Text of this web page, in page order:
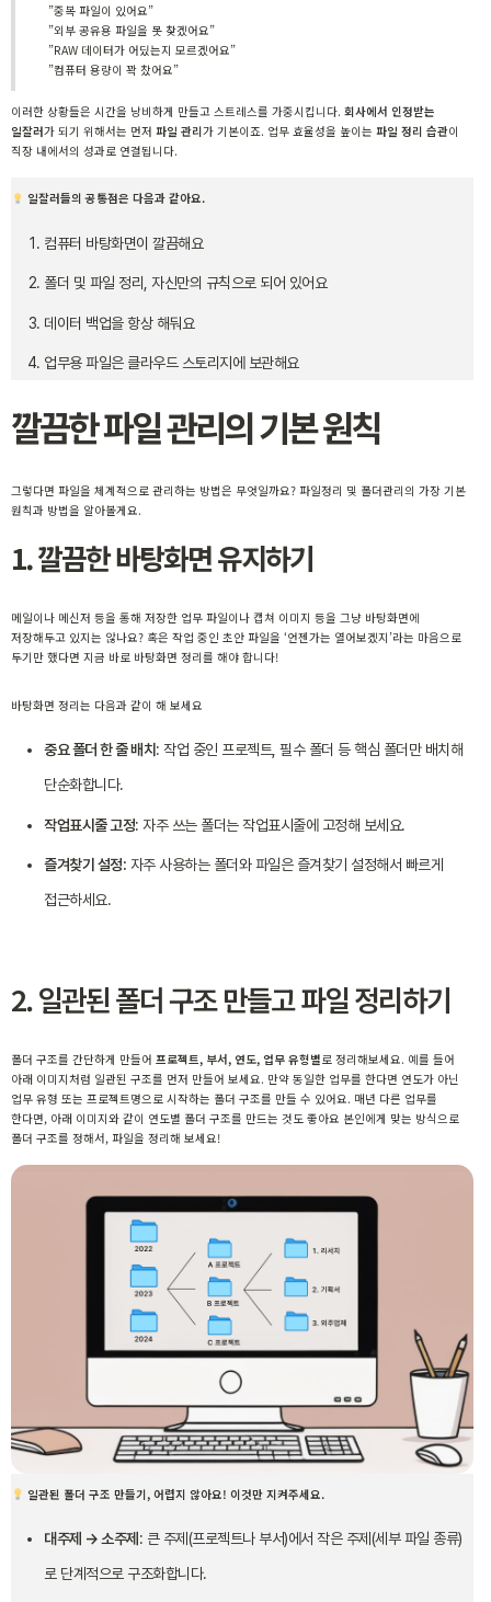
”중복 파일이 있어요”
”외부 공유용 파일을 못 찾겠어요”
”RAW 데이터가 어딨는지 모르겠어요”
”컴퓨터 용량이 꽉 찼어요”
이러한 상황들은 시간을 낭비하게 만들고 스트레스를 가중시킵니다. 회사에서 인정받는
일잘러가 되기 위해서는 먼저 파일 관리가 기본이죠. 업무 효율성을 높이는 파일 정리 습관이
직장 내에서의 성과로 연결됩니다.
일잘러들의 공통점은 다음과 같아요.
컴퓨터 바탕화면이 깔끔해요
폴더 및 파일 정리, 자신만의 규칙으로 되어 있어요
데이터 백업을 항상 해둬요
업무용 파일은 클라우드 스토리지에 보관해요
깔끔한 파일 관리의 기본 원칙
그렇다면 파일을 체계적으로 관리하는 방법은 무엇일까요? 파일정리 및 폴더관리의 가장 기본
원칙과 방법을 알아볼게요.
1. 깔끔한 바탕화면 유지하기
메일이나 메신저 등을 통해 저장한 업무 파일이나 캡쳐 이미지 등을 그냥 바탕화면에
저장해두고 있지는 않나요? 혹은 작업 중인 초안 파일을 ‘언젠가는 열어보겠지’라는 마음으로
두기만 했다면 지금 바로 바탕화면 정리를 해야 합니다!
바탕화면 정리는 다음과 같이 해 보세요
중요 폴더 한 줄 배치 : 작업 중인 프로젝트, 필수 폴더 등 핵심 폴더만 배치해
단순화합니다.
작업표시줄 고정: 자주 쓰는 폴더는 작업표시줄에 고정해 보세요.
즐겨찾기 설정: 자주 사용하는 폴더와 파일은 즐겨찾기 설정해서 빠르게
접근하세요.
2. 일관된 폴더 구조 만들고 파일 정리하기
폴더 구조를 간단하게 만들어 프로젝트, 부서, 연도, 업무 유형별 로 정리해보세요. 예를 들어
아래 이미지처럼 일관된 구조를 먼저 만들어 보세요. 만약 동일한 업무를 한다면 연도가 아닌
업무 유형 또는 프로젝트명으로 시작하는 폴더 구조를 만들 수 있어요. 매년 다른 업무를
한다면, 아래 이미지와 같이 연도별 폴더 구조를 만드는 것도 좋아요 본인에게 맞는 방식으로
폴더 구조를 정해서, 파일을 정리해 보세요!
일관된 폴더 구조 만들기, 어렵지 않아요! 이것만 지켜주세요.
대주제 → 소주제 : 큰 주제(프로젝트나 부서)에서 작은 주제(세부 파일 종류)
로 단계적으로 구조화합니다.